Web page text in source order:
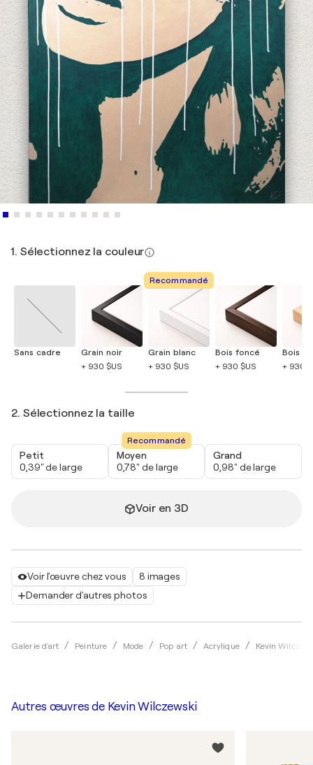
Voir l'œuvre chez vous
8 images
Demander d'autres photos
Galerie d'art Peinture Mode Pop art Acrylique Kevin
1. Sélectionnez la couleur
Sans cadre
Grain noir
+ 930 $US
Recommandé
Grain blanc
+ 930 $US
Bois foncé
+ 930 $US
Bois
+ 930
2. Sélectionnez la taille
Petit
0,39" de large
Recommandé
Moyen
0,78" de large
Grand
0,98" de large
Voir en 3D
Autres œuvres de Kevin Wilczewski